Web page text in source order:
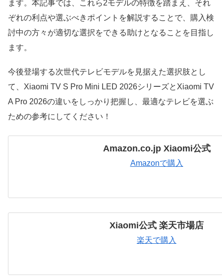
ます。本記事では、これら2モデルの特徴を踏まえ、それ
ぞれの利点や選ぶべきポイントを解説することで、購入検
討中の方々が適切な選択をできる助けとなることを目指し
ます。
今後登場する次世代テレビモデルを見据えた選択肢とし
て、Xiaomi TV S Pro Mini LED 2026シリーズとXiaomi TV
A Pro 2026の違いをしっかり把握し、最適なテレビを選ぶ
ための参考にしてください！
Amazon.co.jp Xiaomi公式
Amazonで購入
Xiaomi公式 楽天市場店
楽天で購入